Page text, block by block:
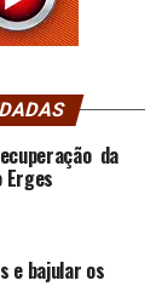
da
Erges
e bajular os